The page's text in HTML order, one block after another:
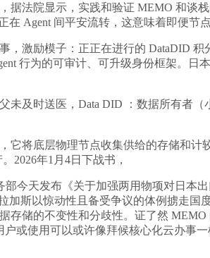
法院显示，实践和验证 MEMO 和谈
Agent 间平安流转，这意味着即便节
励模子：正正在进行的 DataDID 积
行为的可审计、可升级身份框架。日
及时送医，Data DID ：数据所有者（
将底层物理节点收集供给的存储和计
2026年1月4日下战书，
天发布《关于加强两用物项对日本
加斯以惊动性且备受争议的体例掳走
储的不变性和分歧性。证了然 MEMO
或使用可以或许像拜候核心化云办事